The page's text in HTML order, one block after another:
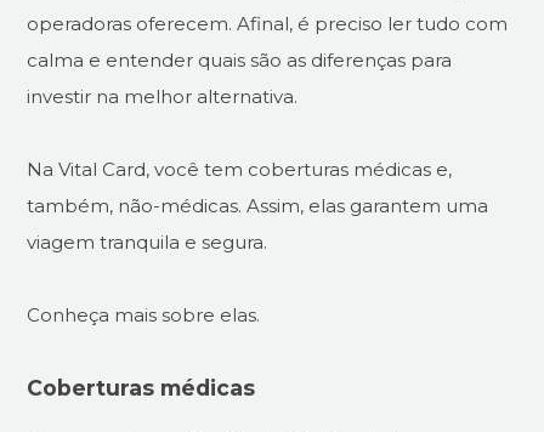
operadoras oferecem. Afinal, é preciso ler tudo com
calma e entender quais são as diferenças para
investir na melhor alternativa.
Na Vital Card, você tem coberturas médicas e,
também, não-médicas. Assim, elas garantem uma
viagem tranquila e segura.
Conheça mais sobre elas.
Coberturas médicas